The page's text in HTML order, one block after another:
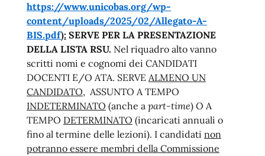
https://www.unicobas.org/wp-
content/uploads/2025/02/Allegato-A-
BIS.pdf): SERVE PER LA PRESENTAZIONE
DELLA LISTA RSU. Nel riquadro alto vanno
scritti nomi e cognomi dei CANDIDATI
DOCENTI E/O ATA. SERVE ALMENO UN
CANDIDATO, ASSUNTO A TEMPO
INDETERMINATO (anche a part-time) O A
TEMPO DETERMINATO (incaricati annuali o
fino al termine delle lezioni). I candidati non
potranno essere membri della Commissione